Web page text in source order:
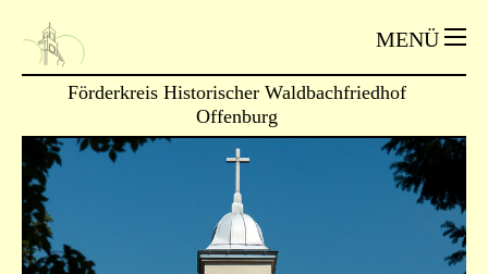
Förderkreis Historischer Waldbachfriedhof
Offenburg
MENÜ